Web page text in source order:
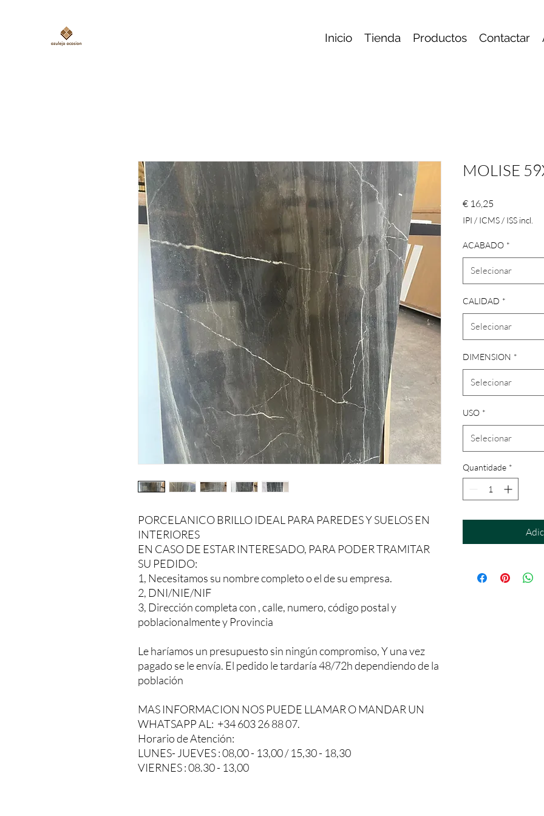
Inicio Tienda Productos Contactar
PORCELANICO BRILLO IDEAL PARA PAREDES Y SUELOS EN
INTERIORES
EN CASO DE ESTAR INTERESADO, PARA PODER TRAMITAR
SU PEDIDO:
1, Necesitamos su nombre completo o el de su empresa.
2, DNI/NIE/NIF
3, Dirección completa con , calle, numero, código postal y
poblacionalmente y Provincia
Le haríamos un presupuesto sin ningún compromiso, Y una vez
pagado se le envía. El pedido le tardaría 48/72h dependiendo de la
población
MAS INFORMACION NOS PUEDE LLAMAR O MANDAR UN
WHATSAPP AL: +34 603 26 88 07.
Horario de Atención:
LUNES- JUEVES : 08,00 - 13,00 / 15,30 - 18,30
VIERNES : 08.30 - 13,00
MOLISE
€ 16,25
IPI / ICMS / ISS incl.
ACABADO *
Selecionar
CALIDAD *
Selecionar
DIMENSION *
Selecionar
USO *
Selecionar
Quantidade *